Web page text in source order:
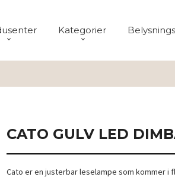
Kategorier
CATO GULV LED
Cato er en justerbar leselampe som kommer i